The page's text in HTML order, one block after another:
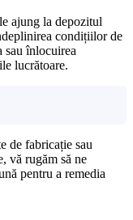
ajung la depozitul
condițiilor de
sau înlocuirea
lucrătoare.
de fabricație sau
vă rugăm să ne
pentru a remedia